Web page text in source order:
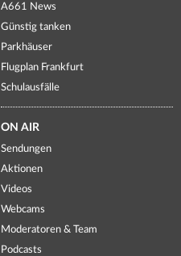
A661 News
Günstig tanken
Parkhäuser
Flugplan Frankfurt
Schulausfälle
ON AIR
Sendungen
Aktionen
Videos
Webcams
Moderatoren & Team
Podcasts